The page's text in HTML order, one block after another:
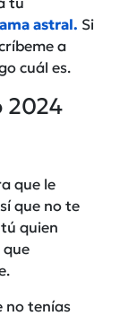
astral. Si
a
cuál es.
2024
que le
que no te
quien
que
no tenías